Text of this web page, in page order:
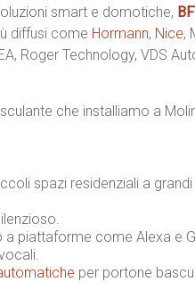
smart e domotiche,
diffusi come Hormann, Nice,
Roger Technology, VDS
che installiamo a
spazi residenziali a
a piattaforme come Alexa e
per portone